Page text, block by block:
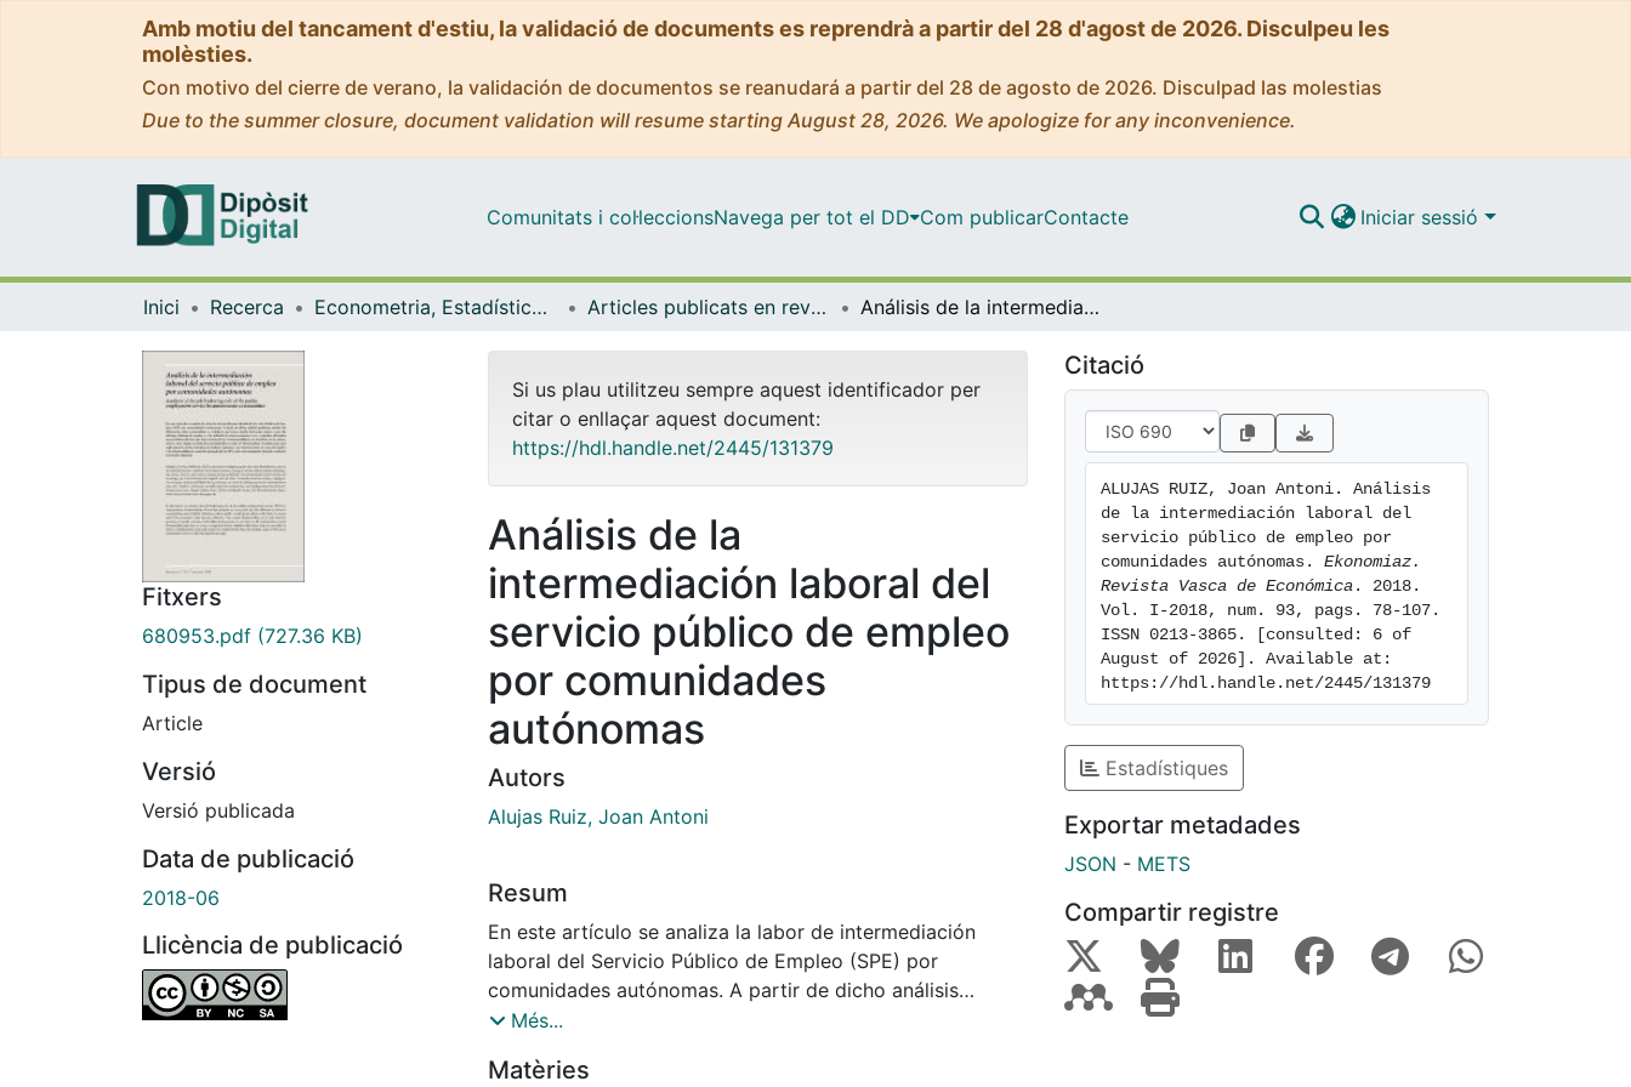
Amb motiu del tancament d'estiu, la validació de documents es reprendrà a partir del 28 d'agost de 2026. Disculpeu les
molèsties.
Con motivo del cierre de verano, la validación de documentos se reanudará a partir del 28 de agosto de 2026. Disculpad las molestias
Due to the summer closure, document validation will resume starting August 28, 2026. We apologize for any inconvenience.
Comunitats i col·leccionsNavega per tot el DD Com publicarContacte Iniciar sessió
Inici Recerca Econometria, Estadística i Economia Aplicada Articles publicats en revistes (Econometria, Estadística i Economia Aplicada) Análisis de la intermediación laboral del servicio público de empleo por comunidades autónomas
Fitxers
680953.pdf (727.36 KB)
Tipus de document
Article
Versió
Versió publicada
Data de publicació
2018-06
Llicència de publicació
Si us plau utilitzeu sempre aquest identificador per
citar o enllaçar aquest document:
https://hdl.handle.net/2445/131379
Análisis de la
intermediación laboral del
servicio público de empleo
por comunidades
autónomas
Autors
Alujas Ruiz, Joan Antoni
Resum
En este artículo se analiza la labor de intermediación
laboral del Servicio Público de Empleo (SPE) por
comunidades autónomas. A partir de dicho análisis
podemos señalar las diferencias entre comunidades y
oficinas públicas de empleo y si ha influido la crisis
Més...
Matèries
Citació
ALUJAS RUIZ, Joan Antoni. Análisis
de la intermediación laboral del
servicio público de empleo por
comunidades autónomas. Ekonomiaz.
Revista Vasca de Económica . 2018.
Vol. I-2018, num. 93, pags. 78-107.
ISSN 0213-3865. [consulted: 6 of
August of 2026]. Available at:
https://hdl.handle.net/2445/131379
Estadístiques
Exportar metadades
JSON - METS
Compartir registre